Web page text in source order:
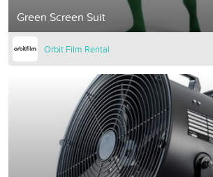
Green Screen Suit
Orbit Film Rental